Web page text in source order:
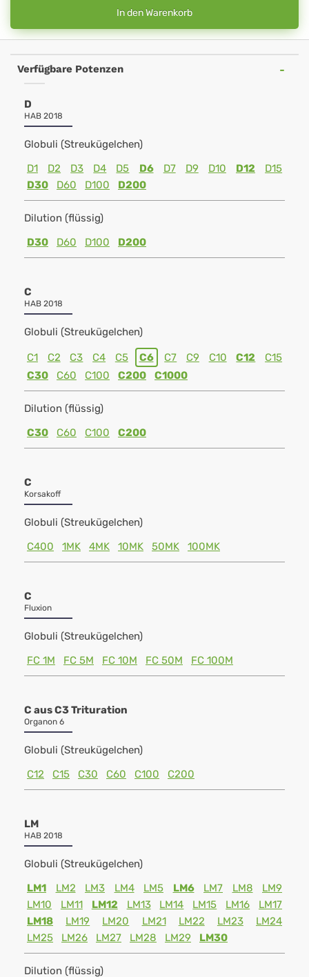
In den Warenkorb
Verfügbare Potenzen
D
HAB 2018
Globuli (Streukügelchen)
D1
D2 D3 D4 D5 D6 D7 D9 D10 D12
D15
D30
D60 D100 D200
Dilution (flüssig)
D30
D60 D100 D200
C
HAB 2018
Globuli (Streukügelchen)
C1 C2 C3 C4 C5 C6 C7 C9 C10 C12
C15
C30
C60 C100 C200 C1000
Dilution (flüssig)
C30
C60 C100 C200
C
Korsakoff
Globuli (Streukügelchen)
C400
1MK 4MK 10MK 50MK 100MK
C
Fluxion
Globuli (Streukügelchen)
FC 1M
FC 5M FC 10M FC 50M FC 100M
C aus C3 Trituration
Organon 6
Globuli (Streukügelchen)
C12
C15 C30 C60 C100 C200
LM
HAB 2018
Globuli (Streukügelchen)
LM1
LM2 LM3 LM4 LM5 LM6 LM7 LM8
LM9
LM10
LM11 LM12 LM13 LM14 LM15 LM16
LM17
LM18
LM19 LM20 LM21 LM22 LM23
LM24
LM25
LM26 LM27 LM28 LM29 LM30
Dilution (flüssig)